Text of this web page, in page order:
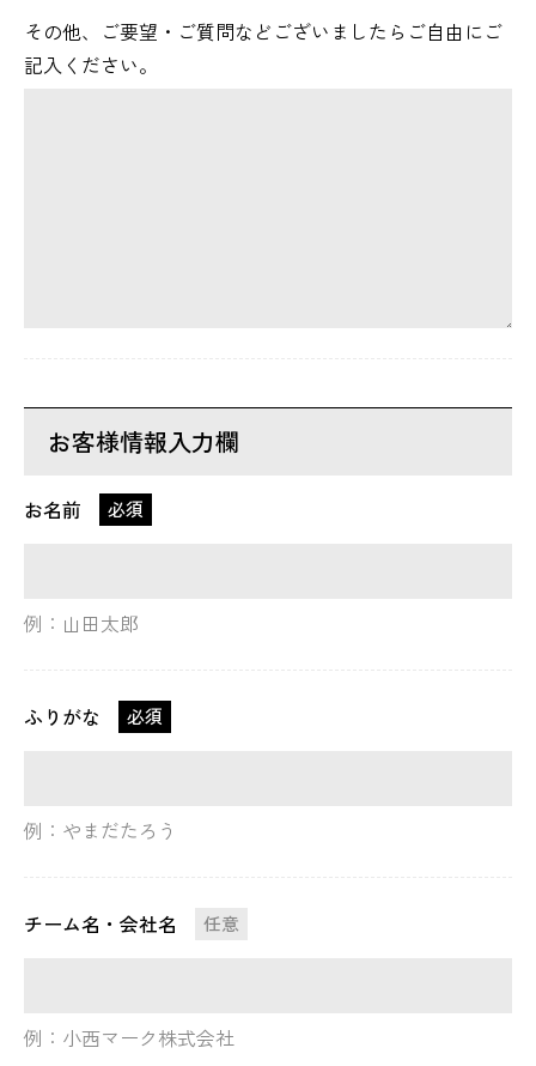
その他、ご要望・ご質問などございましたらご自由にご
記入ください。
お客様情報入力欄
お名前 必須
例：山田太郎
ふりがな 必須
例：やまだたろう
チーム名・会社名 任意
例：小西マーク株式会社